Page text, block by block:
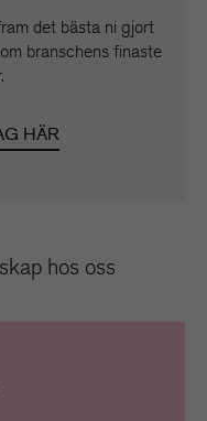
det bästa ni gjort
branschens finaste
HÄR
hos oss